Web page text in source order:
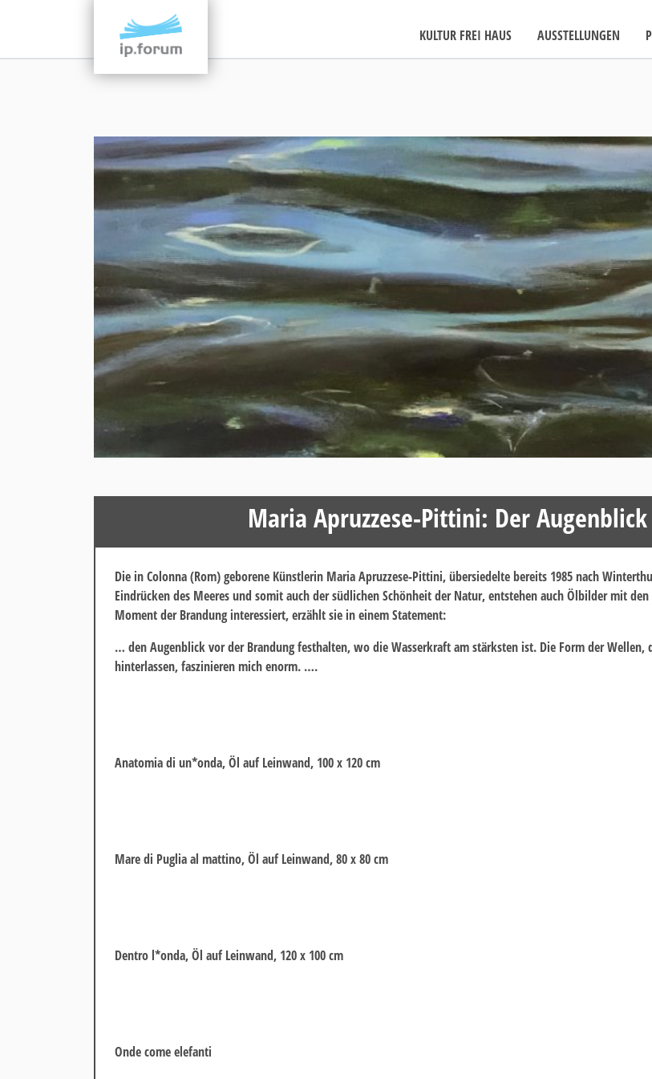
KULTUR FREI HAUS AUSSTELLUNGEN
Maria Apruzzese-Pittini: Der
Die in Colonna (Rom) geborene Künstlerin Maria Apruzzese-Pittini, übersiedelte bereits 1985 nach
Eindrücken des Meeres und somit auch der südlichen Schönheit der Natur, entstehen auch Ölbilder mit
Moment der Brandung interessiert, erzählt sie in einem Statement:
… den Augenblick vor der Brandung festhalten, wo die Wasserkraft am stärksten ist. Die Form der Wellen,
hinterlassen, faszinieren mich enorm. ….
Anatomia di un*onda, Öl auf Leinwand, 100 x 120 cm
Mare di Puglia al mattino, Öl auf Leinwand, 80 x 80 cm
Dentro l*onda, Öl auf Leinwand, 120 x 100 cm
Onde come elefanti